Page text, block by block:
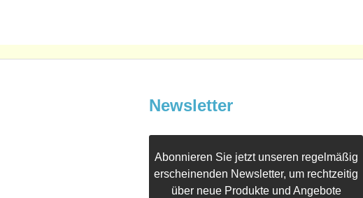
Newsletter
Abonnieren Sie jetzt unseren regelmäßig
erscheinenden Newsletter, um rechtzeitig
über neue Produkte und Angebote